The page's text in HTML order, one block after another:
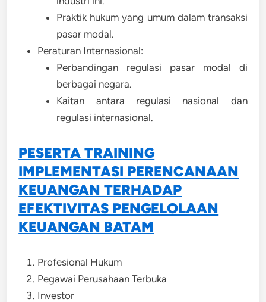
Praktik hukum yang umum dalam transaksi
pasar modal.
Peraturan Internasional:
Perbandingan regulasi pasar modal di
berbagai negara.
Kaitan antara regulasi nasional dan
regulasi internasional.
PESERTA TRAINING
IMPLEMENTASI PERENCANAAN
KEUANGAN TERHADAP
EFEKTIVITAS PENGELOLAAN
KEUANGAN BATAM
Profesional Hukum
Pegawai Perusahaan Terbuka
Investor